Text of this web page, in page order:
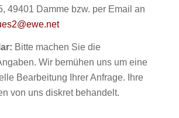
49401 Damme bzw. per Email an
Bitte machen Sie die
Wir bemühen uns um eine
Bearbeitung Ihrer Anfrage. Ihre
von uns diskret behandelt.